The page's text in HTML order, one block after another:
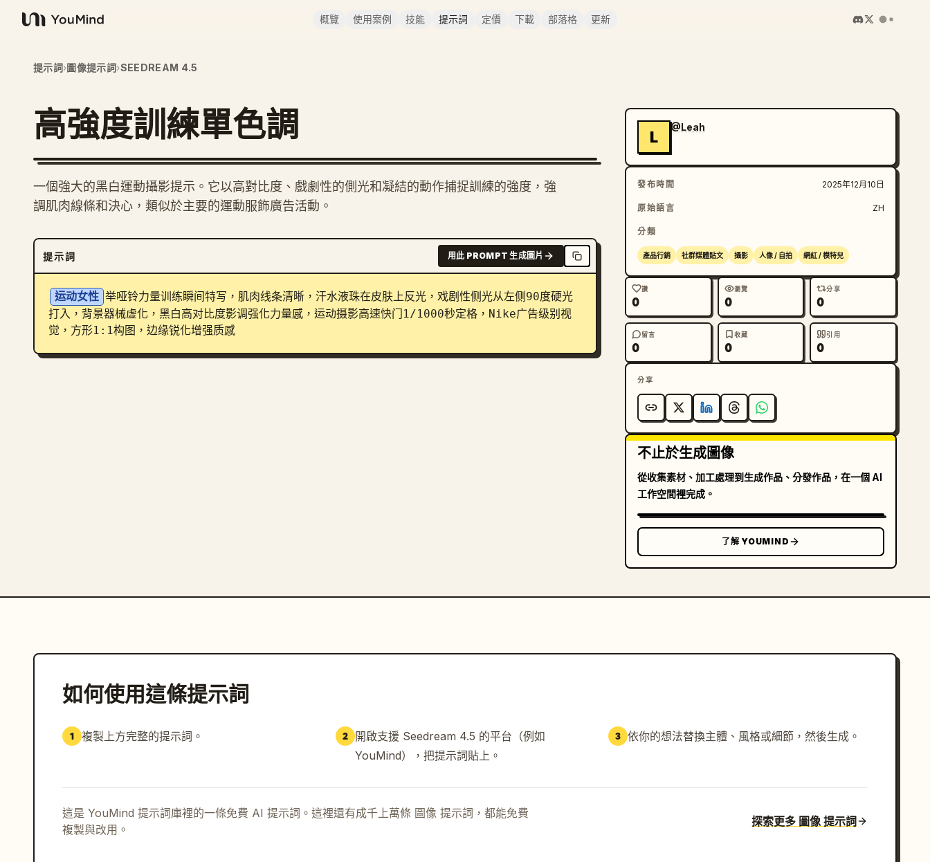
YouMind
概覽 使用案例 技能 提示詞 定價 下載 部落格 更新
提示詞›圖像提示詞›SEEDREAM 4.5
高強度訓練單色調
一個強大的黑白運動攝影提示。它以高對比度、戲劇性的側光和凝結的動作捕捉訓練的強度，強
調肌肉線條和決心，類似於主要的運動服飾廣告活動。
提示詞 用此 PROMPT 生成圖片
运动女性 举哑铃力量训练瞬间特写，肌肉线条清晰，汗水液珠在皮肤上反光，戏剧性侧光从左侧90度硬光
打入，背景器械虚化，黑白高对比度影调强化力量感，运动摄影高速快门1/1000秒定格，Nike广告级别视
觉，方形1:1构图，边缘锐化增强质感
L
@Leah
發布時間 2025年12月10日
原始語言 ZH
分類
產品行銷 社群媒體貼文 攝影 人像 / 自拍 網紅 / 模特兒
讚
0
瀏覽
0
分享
0
留言
0
收藏
0
引用
0
分享
不止於生成圖像
從收集素材、加工處理到生成作品、分發作品，在一個 AI
工作空間裡完成。
了解 YOUMIND
如何使用這條提示詞
1 複製上方完整的提示詞。 2 開啟支援 Seedream 4.5 的平台（例如
YouMind），把提示詞貼上。
3 依你的想法替換主體、風格或細節，然後生成。
這是 YouMind 提示詞庫裡的一條免費 AI 提示詞。這裡還有成千上萬條 圖像 提示詞，都能免費
複製與改用。
探索更多 圖像 提示詞